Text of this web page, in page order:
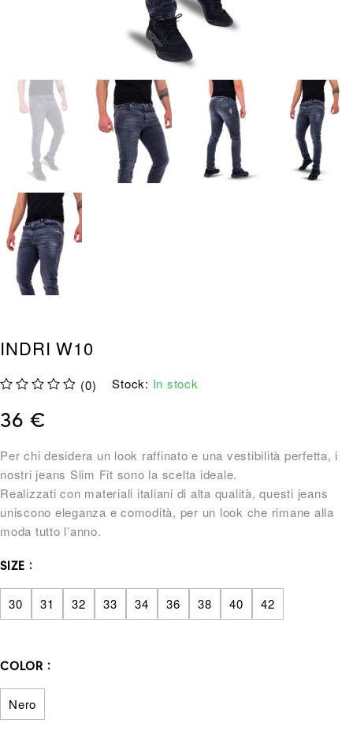
INDRI W10
(0) Stock: In stock
Per chi desidera un look raffinato e una vestibilità perfetta, i
nostri jeans Slim Fit sono la scelta ideale.
Realizzati con materiali italiani di alta qualità, questi jeans
uniscono eleganza e comodità, per un look che rimane alla
moda tutto l’anno.
36 €
SIZE
30 31 32 33 34 36 38 40 42
COLOR
Nero